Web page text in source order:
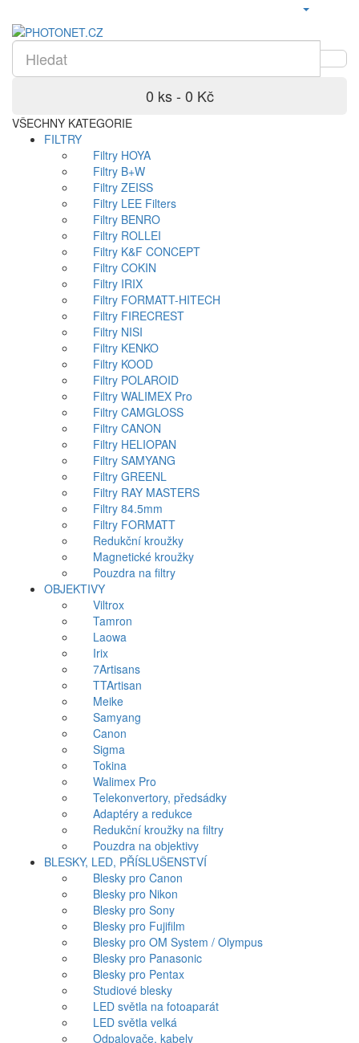
0 ks - 0 Kč
VŠECHNY KATEGORIE
FILTRY
Filtry HOYA
Filtry B+W
Filtry ZEISS
Filtry LEE Filters
Filtry BENRO
Filtry ROLLEI
Filtry K&F CONCEPT
Filtry COKIN
Filtry IRIX
Filtry FORMATT-HITECH
Filtry FIRECREST
Filtry NISI
Filtry KENKO
Filtry KOOD
Filtry POLAROID
Filtry WALIMEX Pro
Filtry CAMGLOSS
Filtry CANON
Filtry HELIOPAN
Filtry SAMYANG
Filtry GREENL
Filtry RAY MASTERS
Filtry 84.5mm
Filtry FORMATT
Redukční kroužky
Magnetické kroužky
Pouzdra na filtry
OBJEKTIVY
Viltrox
Tamron
Laowa
Irix
7Artisans
TTArtisan
Meike
Samyang
Canon
Sigma
Tokina
Walimex Pro
Telekonvertory, předsádky
Adaptéry a redukce
Redukční kroužky na filtry
Pouzdra na objektivy
BLESKY, LED, PŘÍSLUŠENSTVÍ
Blesky pro Canon
Blesky pro Nikon
Blesky pro Sony
Blesky pro Fujifilm
Blesky pro OM System / Olympus
Blesky pro Panasonic
Blesky pro Pentax
Studiové blesky
LED světla na fotoaparát
LED světla velká
Odpalovače, kabely